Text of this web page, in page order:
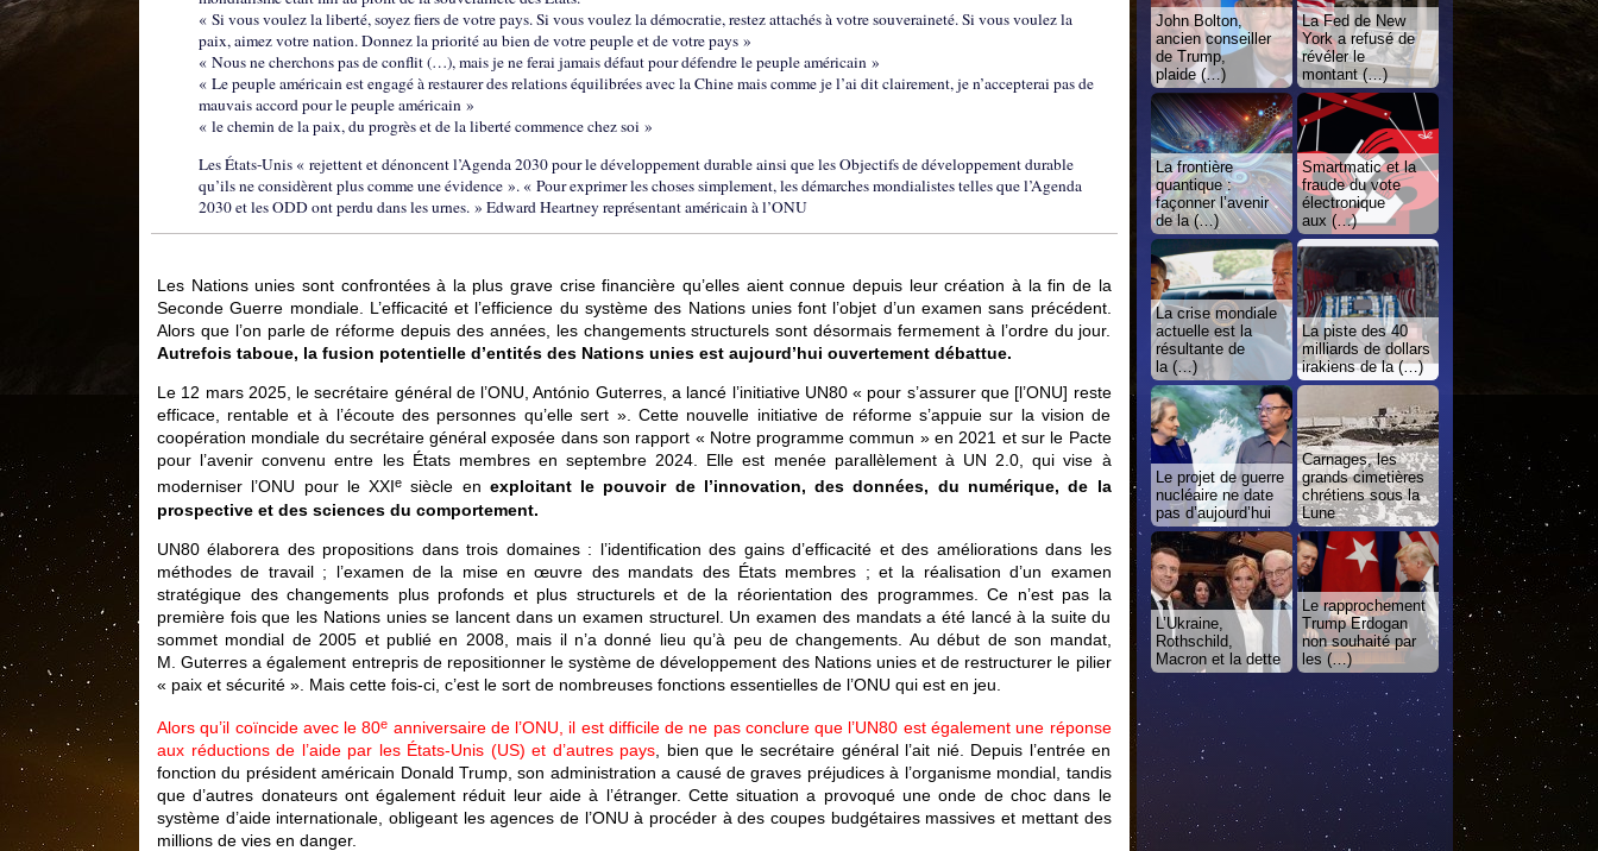
« Si vous voulez la liberté, soyez fiers de votre pays. Si vous voulez la démocratie, restez attachés à votre souveraineté. Si vous voulez la
paix, aimez votre nation. Donnez la priorité au bien de votre peuple et de votre pays »
« Nous ne cherchons pas de conflit (…), mais je ne ferai jamais défaut pour défendre le peuple américain »
« Le peuple américain est engagé à restaurer des relations équilibrées avec la Chine mais comme je l’ai dit clairement, je n’accepterai pas de
mauvais accord pour le peuple américain »
« le chemin de la paix, du progrès et de la liberté commence chez soi »
Les États-Unis « rejettent et dénoncent l’Agenda 2030 pour le développement durable ainsi que les Objectifs de développement durable
qu’ils ne considèrent plus comme une évidence ». « Pour exprimer les choses simplement, les démarches mondialistes telles que l’Agenda
2030 et les ODD ont perdu dans les urnes. » Edward Heartney représentant américain à l’ONU
Les Nations unies sont confrontées à la plus grave crise financière qu’elles aient connue depuis leur création à la fin de la
Seconde Guerre mondiale. L’efficacité et l’efficience du système des Nations unies font l’objet d’un examen sans précédent.
Alors que l’on parle de réforme depuis des années, les changements structurels sont désormais fermement à l’ordre du jour.
Autrefois taboue, la fusion potentielle d’entités des Nations unies est aujourd’hui ouvertement débattue.
Le 12 mars 2025, le secrétaire général de l’ONU, António Guterres, a lancé l’initiative UN80 « pour s’assurer que [l’ONU] reste
efficace, rentable et à l’écoute des personnes qu’elle sert ». Cette nouvelle initiative de réforme s’appuie sur la vision de
coopération mondiale du secrétaire général exposée dans son rapport « Notre programme commun » en 2021 et sur le Pacte
pour l’avenir convenu entre les États membres en septembre 2024. Elle est menée parallèlement à UN 2.0, qui vise à
moderniser l’ONU pour le XXIe siècle en exploitant le pouvoir de l’innovation, des données, du numérique, de la
prospective et des sciences du comportement.
UN80 élaborera des propositions dans trois domaines : l’identification des gains d’efficacité et des améliorations dans les
méthodes de travail ; l’examen de la mise en œuvre des mandats des États membres ; et la réalisation d’un examen
stratégique des changements plus profonds et plus structurels et de la réorientation des programmes. Ce n’est pas la
première fois que les Nations unies se lancent dans un examen structurel. Un examen des mandats a été lancé à la suite du
sommet mondial de 2005 et publié en 2008, mais il n’a donné lieu qu’à peu de changements. Au début de son mandat,
M. Guterres a également entrepris de repositionner le système de développement des Nations unies et de restructurer le pilier
« paix et sécurité ». Mais cette fois-ci, c’est le sort de nombreuses fonctions essentielles de l’ONU qui est en jeu.
Alors qu’il coïncide avec le 80e anniversaire de l’ONU, il est difficile de ne pas conclure que l’UN80 est également une réponse
aux réductions de l’aide par les États-Unis (US) et d’autres pays, bien que le secrétaire général l’ait nié. Depuis l’entrée en
fonction du président américain Donald Trump, son administration a causé de graves préjudices à l’organisme mondial, tandis
que d’autres donateurs ont également réduit leur aide à l’étranger. Cette situation a provoqué une onde de choc dans le
système d’aide internationale, obligeant les agences de l’ONU à procéder à des coupes budgétaires massives et mettant des
millions de vies en danger.
John Bolton,
ancien conseiller
de Trump,
plaide (…)
La Fed de New
York a refusé de
révéler le
montant (…)
La frontière
quantique :
façonner l’avenir
de la (…)
Smartmatic et la
fraude du vote
électronique
aux (…)
La crise mondiale
actuelle est la
résultante de
la (…)
La piste des 40
milliards de dollars
irakiens de la (…)
Le projet de guerre
nucléaire ne date
pas d’aujourd’hui
Carnages, les
grands cimetières
chrétiens sous la
Lune
L’Ukraine,
Rothschild,
Macron et la dette
Le rapprochement
Trump Erdogan
non souhaité par
les (…)